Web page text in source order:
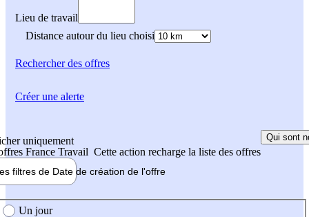
Lieu de travail
Distance autour du lieu choisi
Rechercherdes offres
uniquement
France Travail Cette action recharge la liste des offres
Qui sont
filtres de Date de création de l'offre
création de l'offre
Un jour
Créer une alerte